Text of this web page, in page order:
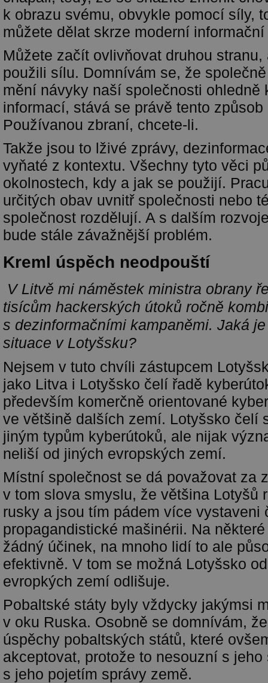
k obrazu svému, obvykle pomocí síly,
můžete dělat skrze moderní informační
Můžete začít ovlivňovat druhou
použili sílu. Domnívám se, že
mění návyky naší společnosti ohledně
informací, stává se právě tento způsob
Používanou zbraní, chcete-li.
Takže jsou to lživé zprávy,
vyňaté z kontextu. Všechny tyto věci
okolnostech, kdy a jak se použijí.
určitých obav uvnitř společnosti nebo
společnost rozdělují. A s dalším
bude stále závažnější problém.
Kreml úspěch neodpouští
V Litvě mi náměstek ministra obrany
tisícům hackerských útoků ročně
s dezinformačními kampaněmi. Jaká
situace v Lotyšsku?
Nejsem v tuto chvíli zástupcem
jako Litva i Lotyšsko čelí řadě
především komerčně orientované
ve většině dalších zemí. Lotyšsko čelí
jiným typům kyberútoků, ale nijak
neliší od jiných evropských zemí.
Místní společnost se dá považovat za
v tom slova smyslu, že většina Lotyšů
rusky a jsou tím pádem více vystaveni
propagandistické mašinérii. Na
žádný účinek, na mnoho lidí to ale
efektivně. V tom se možná Lotyšsko
evropkých zemí odlišuje.
Pobaltské státy byly vždycky jakýmsi
v oku Ruska. Osobně se domnívám,
úspěchy pobaltských států, které
akceptovat, protože to nesouzní s jeho
s jeho pojetím správy země.